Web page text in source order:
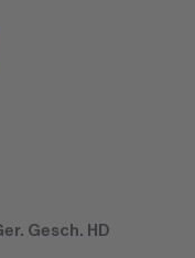
Gesch. HD